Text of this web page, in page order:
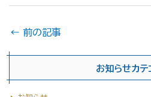
← 前の記事
お知らせカテ